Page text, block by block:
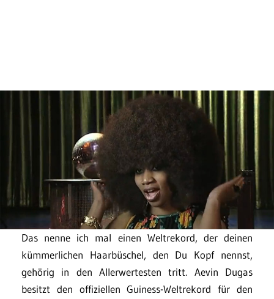
Das nenne ich mal einen Weltrekord, der deinen
kümmerlichen Haarbüschel, den Du Kopf nennst,
gehörig in den Allerwertesten tritt. Aevin Dugas
besitzt den offiziellen Guiness-Weltrekord für den